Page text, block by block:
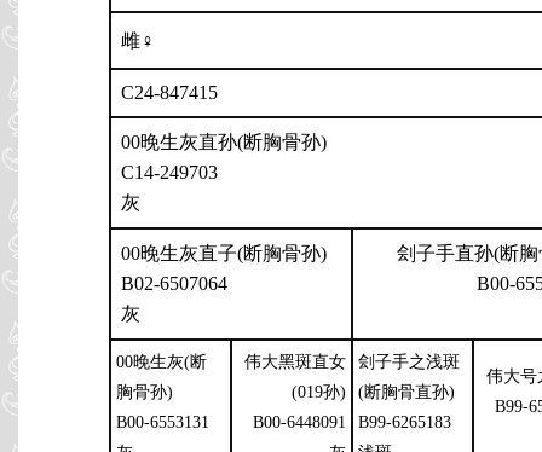
雌♀
C24-847415
00晚生灰直孙(断胸骨孙)
C14-249703
灰
00晚生灰直子(断胸骨孙)
B02-6507064
灰
刽子手直孙(断
B00-
00晚生灰(断
胸骨孙)
B00-6553131
伟大黑斑直女
(019孙)
B00-6448091
刽子手之浅斑
(断胸骨直孙)
B99-6265183
伟大号
B99-